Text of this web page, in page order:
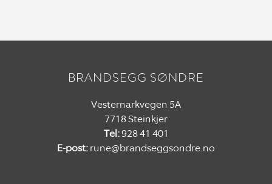
BRANDSEGG SØNDRE
Vesternarkvegen 5A
7718 Steinkjer
Tel:928 41 401
E-post:rune@brandseggsondre.no